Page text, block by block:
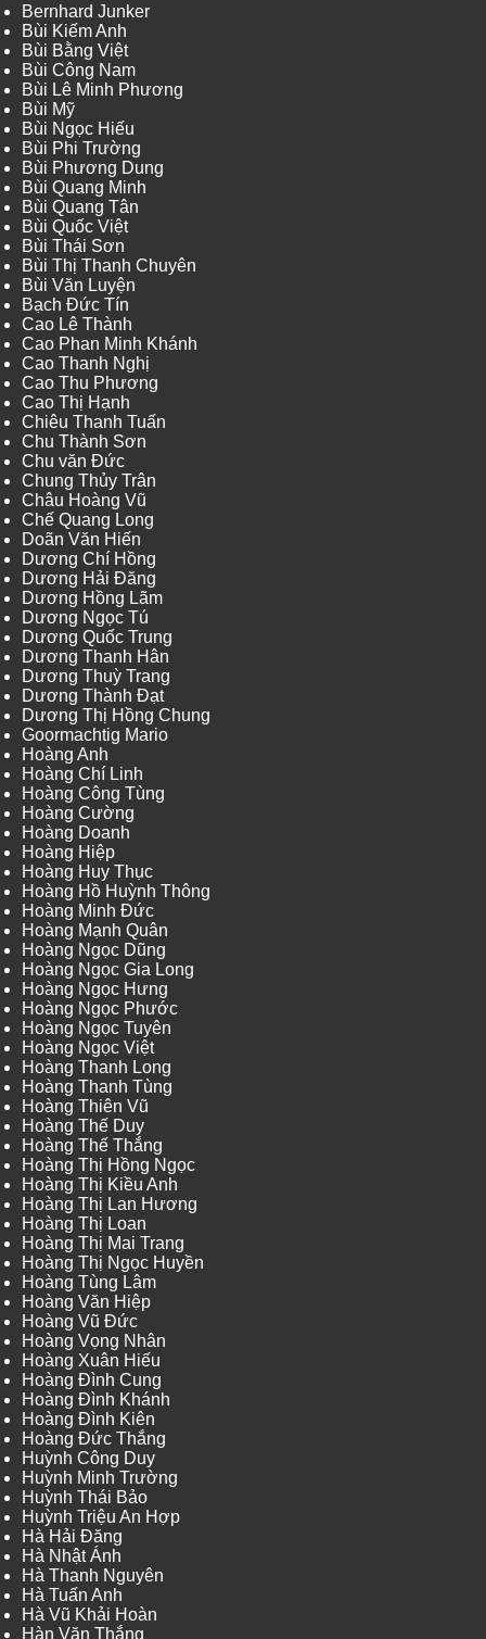
Bernhard Junker
Bùi Kiếm Anh
Bùi Bằng Việt
Bùi Công Nam
Bùi Lê Minh Phương
Bùi Mỹ
Bùi Ngọc Hiếu
Bùi Phi Trường
Bùi Phương Dung
Bùi Quang Minh
Bùi Quang Tân
Bùi Quốc Việt
Bùi Thái Sơn
Bùi Thị Thanh Chuyên
Bùi Văn Luyện
Bạch Đức Tín
Cao Lê Thành
Cao Phan Minh Khánh
Cao Thanh Nghị
Cao Thu Phương
Cao Thị Hạnh
Chiêu Thanh Tuấn
Chu Thành Sơn
Chu văn Đức
Chung Thủy Trân
Châu Hoàng Vũ
Chế Quang Long
Doãn Văn Hiến
Dương Chí Hồng
Dương Hải Đăng
Dương Hồng Lãm
Dương Ngọc Tú
Dương Quốc Trung
Dương Thanh Hân
Dương Thuỳ Trang
Dương Thành Đạt
Dương Thị Hồng Chung
Goormachtig Mario
Hoàng Anh
Hoàng Chí Linh
Hoàng Công Tùng
Hoàng Cường
Hoàng Doanh
Hoàng Hiệp
Hoàng Huy Thục
Hoàng Hồ Huỳnh Thông
Hoàng Minh Đức
Hoàng Mạnh Quân
Hoàng Ngọc Dũng
Hoàng Ngọc Gia Long
Hoàng Ngọc Hưng
Hoàng Ngọc Phước
Hoàng Ngọc Tuyên
Hoàng Ngọc Việt
Hoàng Thanh Long
Hoàng Thanh Tùng
Hoàng Thiên Vũ
Hoàng Thế Duy
Hoàng Thế Thắng
Hoàng Thị Hồng Ngọc
Hoàng Thị Kiều Anh
Hoàng Thị Lan Hương
Hoàng Thị Loan
Hoàng Thị Mai Trang
Hoàng Thị Ngọc Huyền
Hoàng Tùng Lâm
Hoàng Văn Hiệp
Hoàng Vũ Đức
Hoàng Vọng Nhân
Hoàng Xuân Hiếu
Hoàng Đình Cung
Hoàng Đình Khánh
Hoàng Đình Kiên
Hoàng Đức Thắng
Huỳnh Công Duy
Huỳnh Minh Trường
Huỳnh Thái Bảo
Huỳnh Triệu An Hợp
Hà Hải Đăng
Hà Nhật Ánh
Hà Thanh Nguyên
Hà Tuấn Anh
Hà Vũ Khải Hoàn
Hàn Văn Thắng